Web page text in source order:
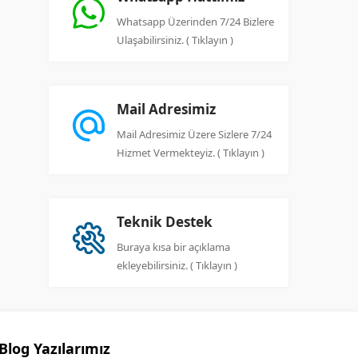
Whatsapp Üzerinden 7/24 Bizlere
Ulaşabilirsiniz. ( Tıklayın )
Mail Adresimiz
Mail Adresimiz Üzere Sizlere 7/24
Hizmet Vermekteyiz. ( Tıklayın )
Teknik Destek
Buraya kısa bir açıklama
ekleyebilirsiniz. ( Tıklayın )
Yazılarımız